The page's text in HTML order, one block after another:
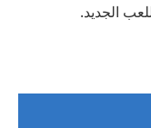
الجديد.